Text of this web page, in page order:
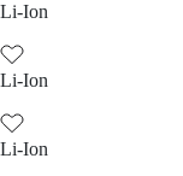
Li-Ion
Li-Ion
Li-Ion